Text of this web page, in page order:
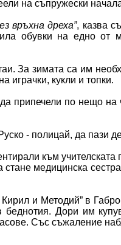
на съпружески
връхна дреха”, казва
обувки на едно от
За зимата са им
играчки, кукли и топки.
припечели по нещо на
- полицай, да пази
към
медицинска
и Методий” в
Дори им
Със съжаление